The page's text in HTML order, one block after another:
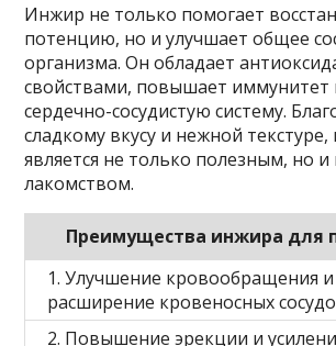
Инжир не только помогает
потенцию, но и улучшает общее
организма. Он обладает
свойствами, повышает иммунитет
сердечно-сосудистую систему.
сладкому вкусу и нежной
является не только полезным, но
лакомством.
Преимущества инжира для
1. Улучшение кровообращения и
расширение кровеносных
2. Повышение эрекции и